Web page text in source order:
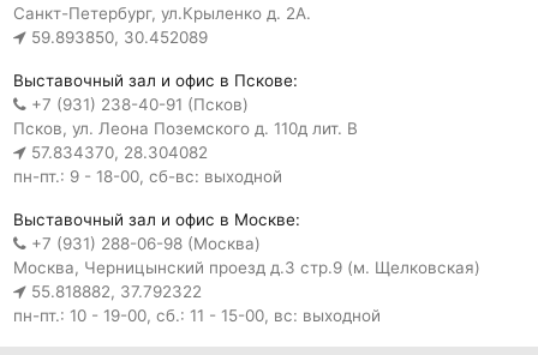
Санкт-Петербург, ул.Крыленко д. 2А.
59.893850, 30.452089
Выставочный зал и офис в Пскове:
+7 (931) 238-40-91 (Псков)
Псков, ул. Леона Поземского д. 110д лит. В
57.834370, 28.304082
пн-пт.: 9 - 18-00, сб-вс: выходной
Выставочный зал и офис в Москве:
+7 (931) 288-06-98 (Москва)
Москва, Черницынский проезд д.3 стр.9 (м. Щелковская)
55.818882, 37.792322
пн-пт.: 10 - 19-00, сб.: 11 - 15-00, вс: выходной